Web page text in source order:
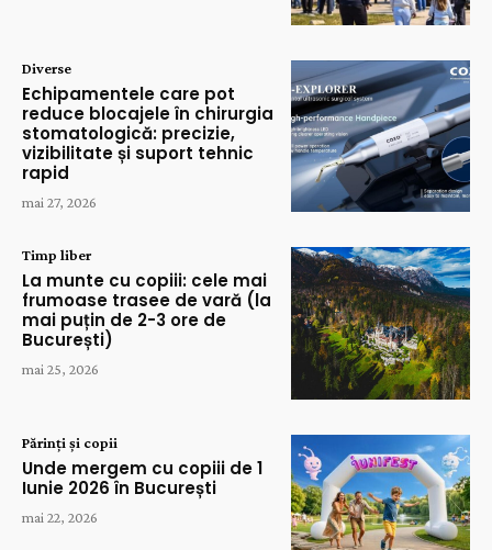
Diverse
Echipamentele care pot
reduce blocajele în chirurgia
stomatologică: precizie,
vizibilitate și suport tehnic
rapid
mai 27, 2026
Timp liber
La munte cu copiii: cele mai
frumoase trasee de vară (la
mai puțin de 2-3 ore de
București)
mai 25, 2026
Părinți și copii
Unde mergem cu copiii de 1
Iunie 2026 în București
mai 22, 2026